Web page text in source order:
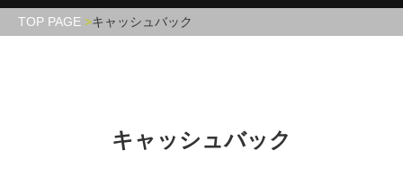
TOP PAGE キャッシュバック
キャッシュバック